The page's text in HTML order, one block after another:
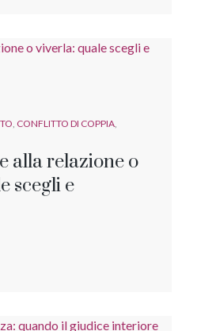
CONFLITTO DI COPPIA
alla relazione o
scegli e